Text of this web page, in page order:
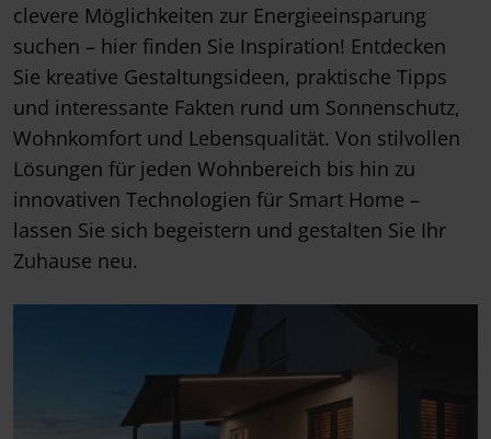
clevere Möglichkeiten zur Energieeinsparung
suchen – hier finden Sie Inspiration! Entdecken
Sie kreative Gestaltungsideen, praktische Tipps
und interessante Fakten rund um Sonnenschutz,
Wohnkomfort und Lebensqualität. Von stilvollen
Lösungen für jeden Wohnbereich bis hin zu
innovativen Technologien für Smart Home –
lassen Sie sich begeistern und gestalten Sie Ihr
Zuhause neu.